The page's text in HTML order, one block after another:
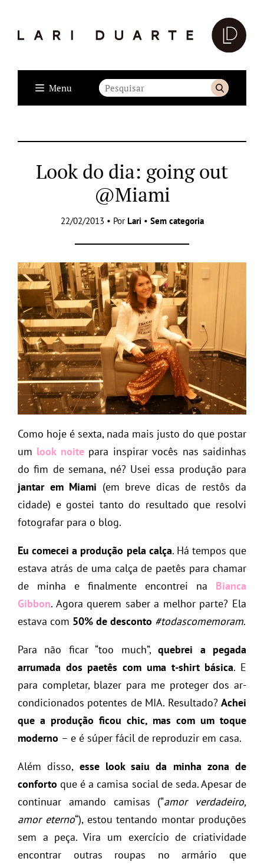
Menu
Look do dia: going out
@Miami
22/02/2013 • Por Lari • Sem categoria
Como hoje é sexta, nada mais justo do que postar
um look noitepara inspirar vocês nas saidinhas
do fim de semana, né? Usei essa produção para
jantar em Miami (em breve dicas de restôs da
cidade) e gostei tanto do resultado que resolvi
fotografar para o blog.
Eu comecei a produção pela calça. Há tempos que
estava atrás de uma calça de paetês para chamar
de minha e finalmente encontrei na Bianca
Gibbon. Agora querem saber a melhor parte? Ela
estava com 50% de desconto #todascomemoram.
Para não ficar “too much”,quebrei a pegada
arrumada dos paetês com uma t-shirt básica. E
para completar, blazer para me proteger dos ar-
condicionados potentes de MIA. Resultado? Achei
que a produção ficou chic, mas com um toque
moderno – e é súper fácil de reproduzir em casa.
Além disso, esse look saiu da minha zona de
conforto que é a camisa social de seda. Apesar de
continuar amando camisas (“amor verdadeiro,
amor eterno“), estou tentando montar produções
sem a peça. Vira um exercício de criatividade
encontrar outras roupas no armário que